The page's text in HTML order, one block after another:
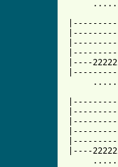
|----
|----